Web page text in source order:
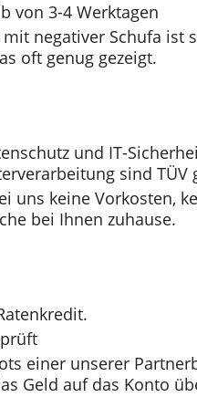
von 3-4 Werktagen
negativer Schufa ist
oft genug gezeigt.
und IT-
sind TÜV
uns keine Vorkosten,
bei Ihnen zuhause.
einer unserer
Geld auf das Konto